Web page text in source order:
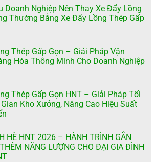
Doanh Nghiệp Nên Thay Xe Đẩy Lồng
Thường Bằng Xe Đẩy Lồng Thép Gấp
Thép Gấp Gọn – Giải Pháp Vận
Hóa Thông Minh Cho Doanh Nghiệp
Thép Gấp Gọn HNT – Giải Pháp Tối
Kho Xưởng, Nâng Cao Hiệu Suất
HÈ HNT 2026 – HÀNH TRÌNH GẮN
NĂNG LƯỢNG CHO ĐẠI GIA ĐÌNH